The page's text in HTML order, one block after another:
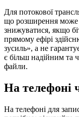
Для потокової
що розширення може
знижуватися, якщо
прямому ефірі
зусиль», а не
є більш надійним та
файли.
На телефоні
На телефоні для